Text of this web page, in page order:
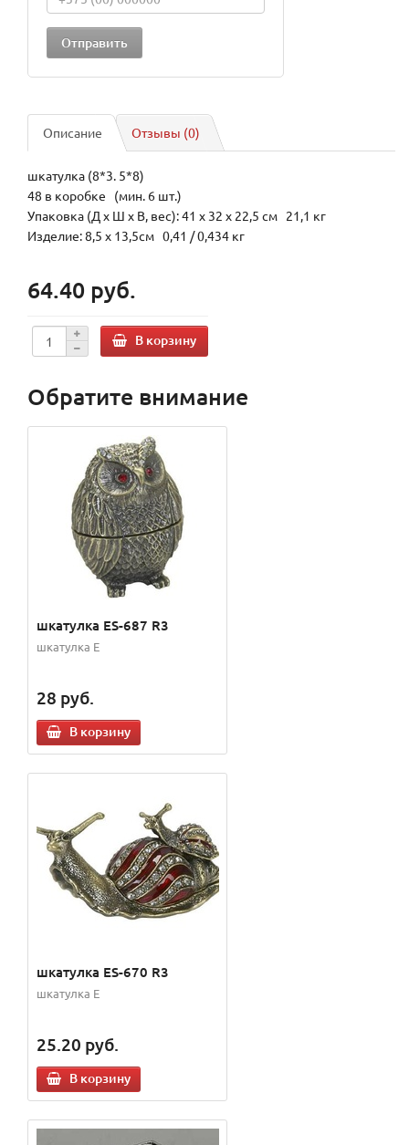
Описание Отзывы (0)
шкатулка (8*3. 5*8)
48 в коробке (мин. 6 шт.)
Упаковка (Д х Ш х В, вес): 41 x 32 x 22,5 см 21,1 кг
Изделие: 8,5 x 13,5см 0,41 / 0,434 кг
64.40 руб.
В корзину
Обратите внимание
шкатулка ES-687 R3
шкатулка E
28 руб.
В корзину
шкатулка ES-670 R3
шкатулка E
25.20 руб.
В корзину